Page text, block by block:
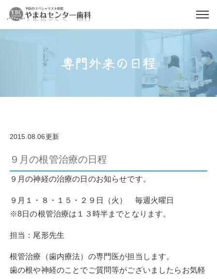
専門外来の日程
2015.08.06更新
９月の根管治療の日程
９月の神経の治療の日のお知らせです。
９月１・８・１５・２９日（火） 毎週火曜日
※8日の根管治療は１３時半までとなります。
担当：尾形先生
根管治療（歯内療法）の専門医が担当します。
歯の根や神経のことでご質問等がございましたらお気軽